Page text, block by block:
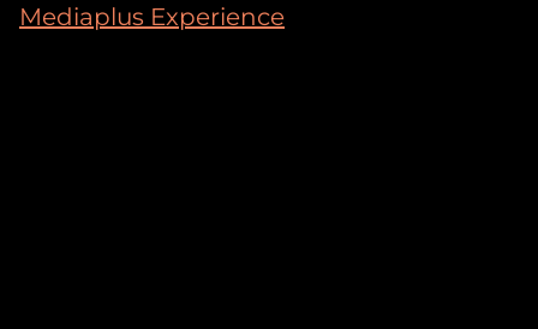
Mediaplus Experience